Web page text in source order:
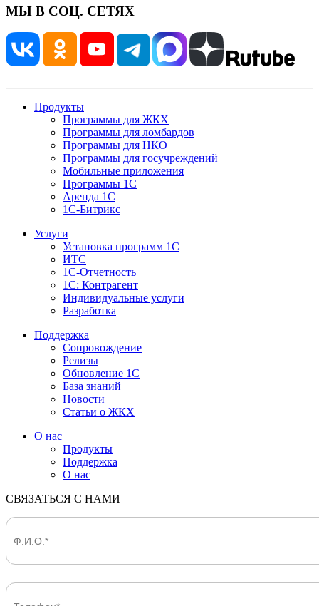
МЫ В СОЦ. СЕТЯХ
Продукты
Программы для ЖКХ
Программы для ломбардов
Программы для НКО
Программы для госучреждений
Мобильные приложения
Программы 1С
Аренда 1С
1С-Битрикс
Услуги
Установка программ 1С
ИТС
1С-Отчетность
1С: Контрагент
Индивидуальные услуги
Разработка
Поддержка
Сопровождение
Релизы
Обновление 1С
База знаний
Новости
Статьи о ЖКХ
О нас
Продукты
Поддержка
О нас
СВЯЗАТЬСЯ С НАМИ